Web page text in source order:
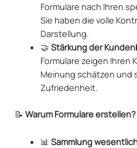
Formulare nach Ihren
Sie haben die volle
Darstellung.
🤝 Stärkung der
Formulare zeigen Ihren
Meinung schätzen und
Zufriedenheit.
📝 Warum Formulare erstellen?
📊 Sammlung